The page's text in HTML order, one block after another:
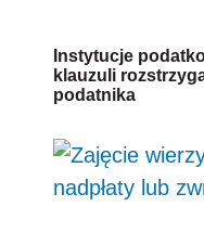
Instytucje
klauzuli
podatnika